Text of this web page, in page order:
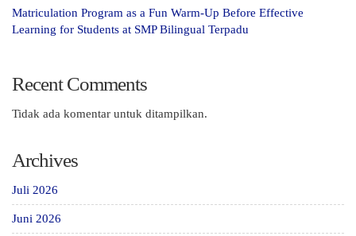
Matriculation Program as a Fun Warm-Up Before Effective
Learning for Students at SMP Bilingual Terpadu
Recent Comments
Tidak ada komentar untuk ditampilkan.
Archives
Juli 2026
Juni 2026